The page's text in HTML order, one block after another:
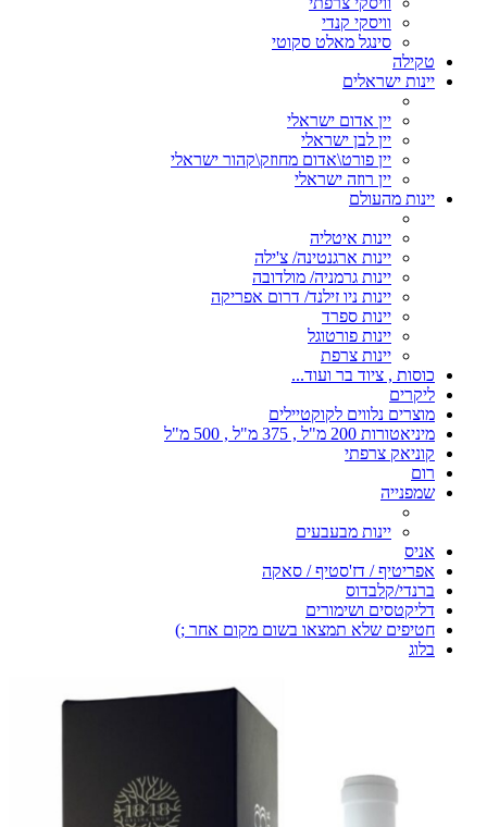
וויסקי קנדי
סינגל מאלט סקוטי
טקילה
יינות ישראלים
יין אדום ישראלי
יין לבן ישראלי
יין פורט\אדום מחוזק\קהור ישראלי
יין רוזה ישראלי
יינות מהעולם
יינות איטליה
יינות ארגנטינה/ צ'ילה
יינות גרמניה/ מולדובה
יינות ניו זילנד/ דרום אפריקה
יינות ספרד
יינות פורטוגל
יינות צרפת
כוסות , ציוד בר ועוד...
ליקרים
מוצרים נלווים לקוקטיילים
מיניאטורות 200 מ"ל , 375 מ"ל , 500 מ"ל
קוניאק צרפתי
רום
שמפנייה
יינות מבעבעים
אניס
אפריטיף / דז'סטיף / סאקה
ברנדי/קלבדוס
דליקטסים ושימורים
חטיפים שלא תמצאו בשום מקום אחר ;)
בלוג